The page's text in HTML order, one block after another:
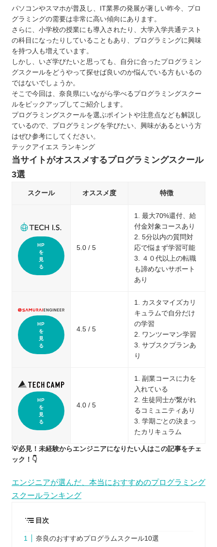
パソコンやスマホが普及し、IT業界の発展が著しい昨今、プロ
グラミングの需要は非常に高い傾向にあります。
さらに、小学校の授業にも導入されたり、大学入学共通テスト
の科目になったりしていることもあり、プログラミングに興味
を持つ人も増えています。
しかし、いざ学びたいと思っても、自分に合ったプログラミン
グスクールをどうやって探せば良いのか悩んでいる方もいるの
ではないでしょうか。
そこで今回は、奈良県にいながら学べるプログラミングスクー
ルをピックアップしてご紹介します。
プログラミングスクールを選ぶポイントや注意点なども解説し
ているので、プログラミングを学びたい、興味があるという方
はぜひ参考にしてください。
テックアイエス ランキング
当サイトがオススメするプログラミングスクール
3選
スクール オススメ度 特徴
HP
を
見
る
5.0 / 5
1. 最大70%還付、給
付金対象コースあり
2. 5分以内の質問対
応で悩まず学習可能
3. ４０代以上の転職
も諦めないサポート
あり
HP
を
見
る
4.5 / 5
1. カスタマイズカリ
キュラムで自分だけ
の学習
2. ワンツーマン学習
3. サブスクプランあ
り
HP
を
見
る
4.0 / 5
1. 副業コースに力を
入れている
2. 生徒同士が繋がれ
るコミュニティあり
3. 学期ごとの決まっ
たカリキュラム
💡必見！未経験からエンジニアになりたい人はこの記事をチェ
ック！👇
エンジニアが選んだ、本当におすすめのプログラミング
スクールランキング
目次
奈良のおすすめプログラムスクール10選